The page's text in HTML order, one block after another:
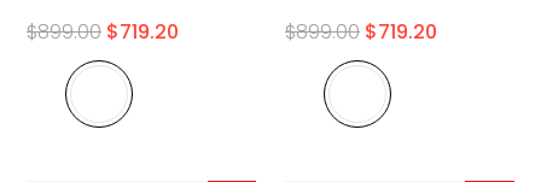
$899.00 $719.20
$899.00 $719.20